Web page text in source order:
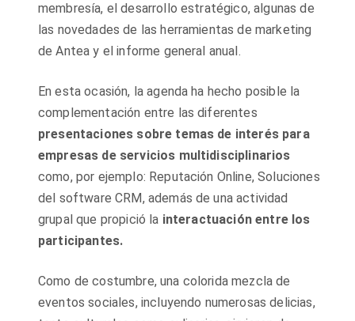
membresía, el desarrollo estratégico, algunas de
las novedades de las herramientas de marketing
de Antea y el informe general anual.
En esta ocasión, la agenda ha hecho posible la
complementación entre las diferentes
presentaciones sobre temas de interés para
empresas de servicios multidisciplinarios
como, por ejemplo: Reputación Online, Soluciones
del software CRM, además de una actividad
grupal que propició la interactuación entre los
participantes.
Como de costumbre, una colorida mezcla de
eventos sociales, incluyendo numerosas delicias,